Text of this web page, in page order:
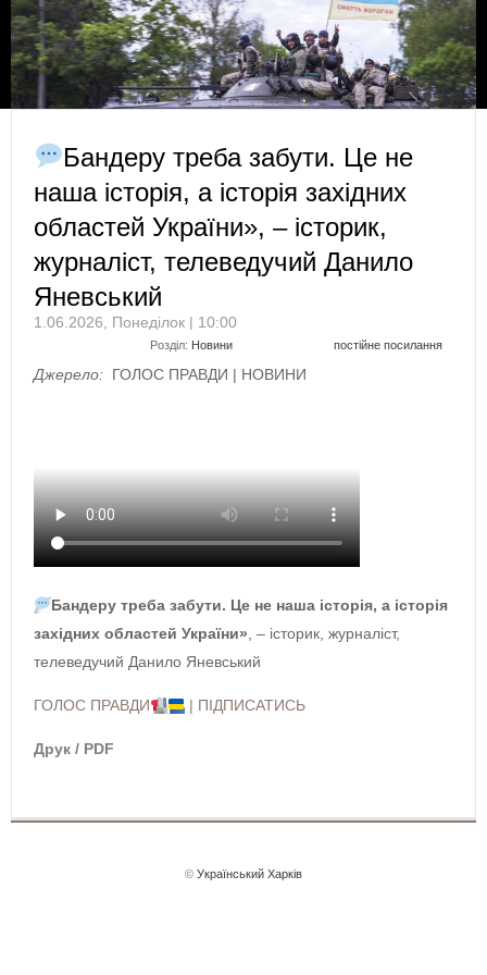
Бандеру треба забути. Це не
наша історія, а історія західних
областей України», – історик,
журналіст, телеведучий Данило
Яневський
1.06.2026, Понеділок | 10:00
Розділ: Новини постійне посилання
Джерело: ГОЛОС ПРАВДИ | НОВИНИ
Бандеру треба забути. Це не наша історія, а історія
західних областей України» , – історик, журналіст,
телеведучий Данило Яневський
ГОЛОС ПРАВДИ | ПІДПИСАТИСЬ
Друк / PDF
© Український Харків